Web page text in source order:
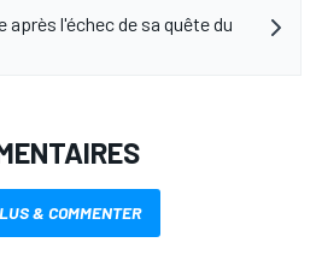
l'échec de sa quête du
& COMMENTER